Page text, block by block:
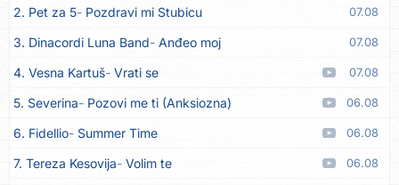
2. Pet za 5 Pozdravi mi Stubicu 07.08
3. Dinacordi Luna Band Anđeo moj 07.08
4. Vesna Kartuš Vrati se 07.08
5. Severina Pozovi me ti (Anksiozna) 06.08
6. Fidellio Summer Time 06.08
7. Tereza Kesovija Volim te 06.08